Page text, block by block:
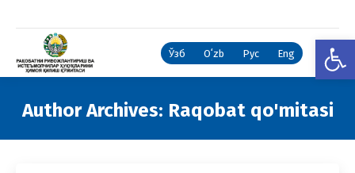
Ўзб Oʻzb Рус Eng
Author Archives: Raqobat qo'mitasi